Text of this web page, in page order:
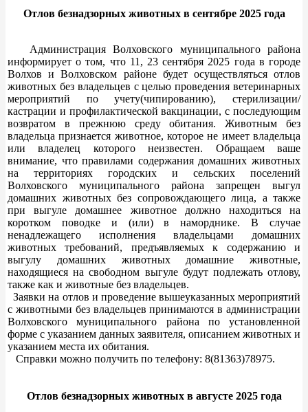
Отлов безнадзорных животных в сентябре 2025 года
Администрация Волховского муниципального района
информирует о том, что 11, 23 сентября 2025 года в городе
Волхов и Волховском районе будет осуществляться отлов
животных без владельцев с целью проведения ветеринарных
мероприятий по учету(чипированию), стерилизации/
кастрации и профилактической вакцинации, с последующим
возвратом в прежнюю среду обитания. Животным без
владельца признается животное, которое не имеет владельца
или владелец которого неизвестен. Обращаем ваше
внимание, что правилами содержания домашних животных
на территориях городских и сельских поселений
Волховского муниципального района запрещен выгул
домашних животных без сопровождающего лица, а также
при выгуле домашнее животное должно находиться на
коротком поводке и (или) в наморднике. В случае
ненадлежащего исполнения владельцами домашних
животных требований, предъявляемых к содержанию и
выгулу домашних животных домашние животные,
находящиеся на свободном выгуле будут подлежать отлову,
также как и животные без владельцев.
Заявки на отлов и проведение вышеуказанных мероприятий
с животными без владельцев принимаются в администрации
Волховского муниципального района по установленной
форме с указанием данных заявителя, описанием животных и
указанием места их обитания.
Справки можно получить по телефону: 8(81363)78975.
Отлов безнадзорных животных в августе 2025 года